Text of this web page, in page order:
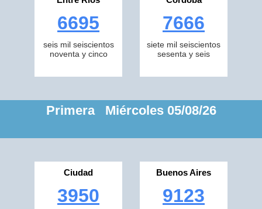
6695
seis mil seiscientos
noventa y cinco
7666
siete mil seiscientos
sesenta y seis
Primera Miércoles 05/08/26
Ciudad
3950
Buenos Aires
9123